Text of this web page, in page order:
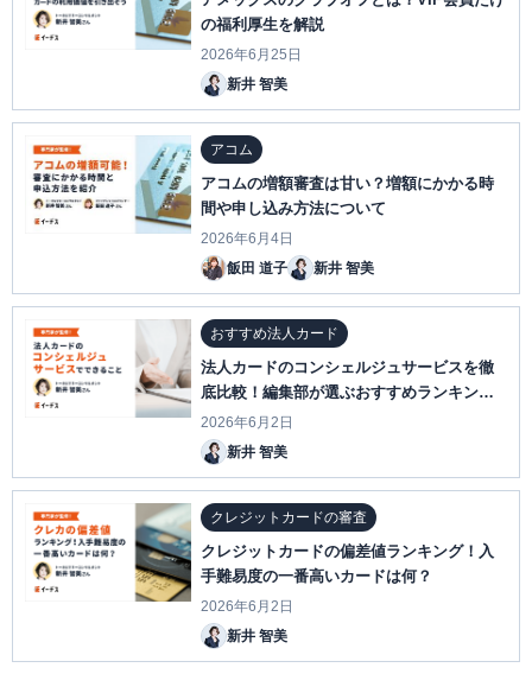
の福利厚生を解説
2026年6月25日
新井 智美
アコム
アコムの増額審査は甘い？増額にかかる時
間や申し込み方法について
2026年6月4日
飯田 道子
新井 智美
おすすめ法人カード
法人カードのコンシェルジュサービスを徹
底比較！編集部が選ぶおすすめランキング
TOP10を紹介
2026年6月2日
新井 智美
クレジットカードの審査
クレジットカードの偏差値ランキング！入
手難易度の一番高いカードは何？
2026年6月2日
新井 智美